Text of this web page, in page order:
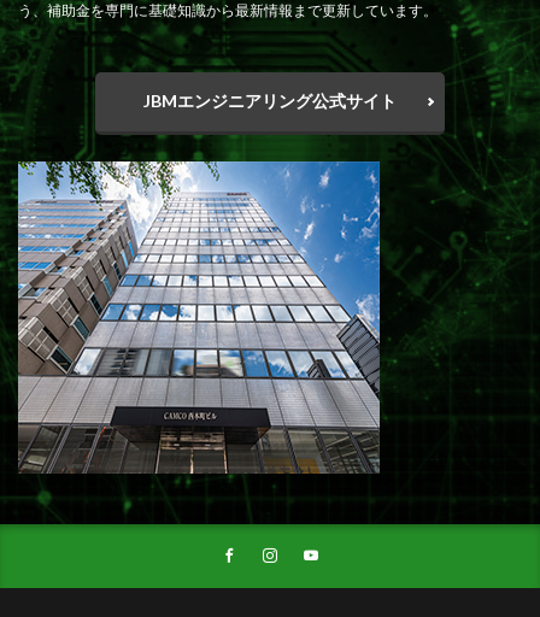
う、補助金を専門に基礎知識から最新情報まで更新しています。
JBMエンジニアリング公式サイト